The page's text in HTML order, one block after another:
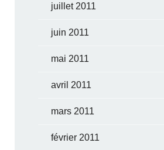
juillet 2011
juin 2011
mai 2011
avril 2011
mars 2011
février 2011